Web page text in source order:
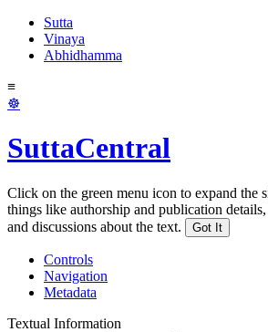
Sutta
Vinaya
Abhidhamma
≡
☸
SuttaCentral
Click on the green menu icon to expand the
things like authorship and publication
and discussions about the text.
Got It
Controls
Navigation
Metadata
Textual Information